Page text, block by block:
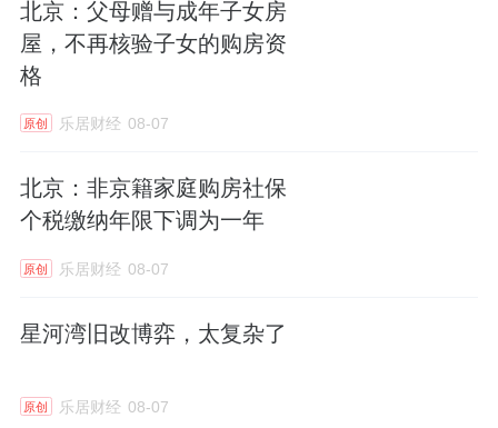
北京：父母赠与成年子女房
屋，不再核验子女的购房资
格
原创 乐居财经 08-07
北京：非京籍家庭购房社保
个税缴纳年限下调为一年
原创 乐居财经 08-07
星河湾旧改博弈，太复杂了
原创 乐居财经 08-07